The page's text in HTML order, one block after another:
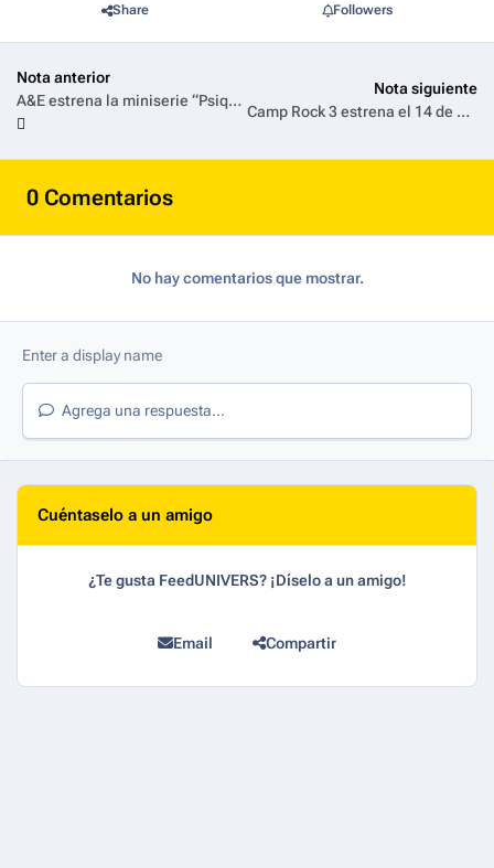
Share Followers
Nota anterior
A&E estrena la miniserie “Psique Asesina”
Nota siguiente
Camp Rock 3 estrena el 14 de agosto en Disney+
0 Comentarios
No hay comentarios que mostrar.
Agrega una respuesta...
Cuéntaselo a un amigo
¿Te gusta FeedUNIVERS? ¡Díselo a un amigo!
Email Compartir